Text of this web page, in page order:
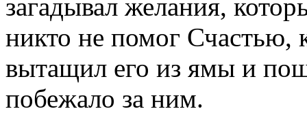
загадывал желания,
никто не помог Счастью,
вытащил его из ямы и
побежало за ним.